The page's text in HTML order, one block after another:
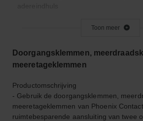
Depth (mm)
Height (mm)
Brandbaarheidsklasse isolatiemateriaal
V0
Intern verbonden etages
Toon meer
Doorgangsklemmen,
meeretageklemmen
Productomschrijving
- Gebruik de doorgangsklemmen,
meeretageklemmen van Phoenix
ruimtebesparende aansluiting van twee